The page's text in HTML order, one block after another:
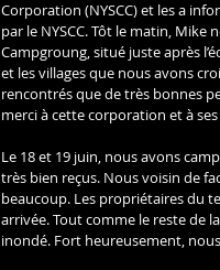
Corporation (NYSCC) et les a
par le NYSCC. Tôt le matin,
Campgroung, situé juste après
et les villages que nous avons
rencontrés que de très bonnes
merci à cette corporation et à
Le 18 et 19 juin, nous avons
très bien reçus. Nous voisin de
beaucoup. Les propriétaires du
arrivée. Tout comme le reste de
inondé. Fort heureusement,